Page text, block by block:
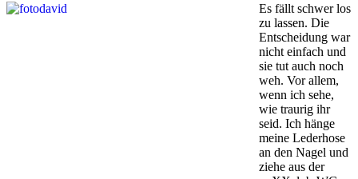
Es fällt schwer los
zu lassen. Die
Entscheidung war
nicht einfach und
sie tut auch noch
weh. Vor allem,
wenn ich sehe,
wie traurig ihr
seid. Ich hänge
meine Lederhose
an den Nagel und
ziehe aus der